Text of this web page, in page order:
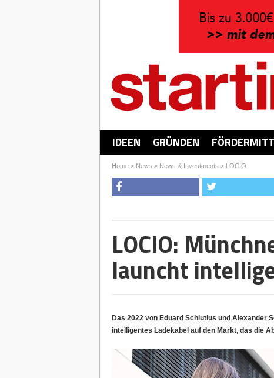
IDEEN GRÜNDEN
Home> News > News & Investments > LOCIO
LOCIO:
launcht
Das 2022 von Eduard Schlutius und Alexander
intelligentes Ladekabel auf den Markt, das die